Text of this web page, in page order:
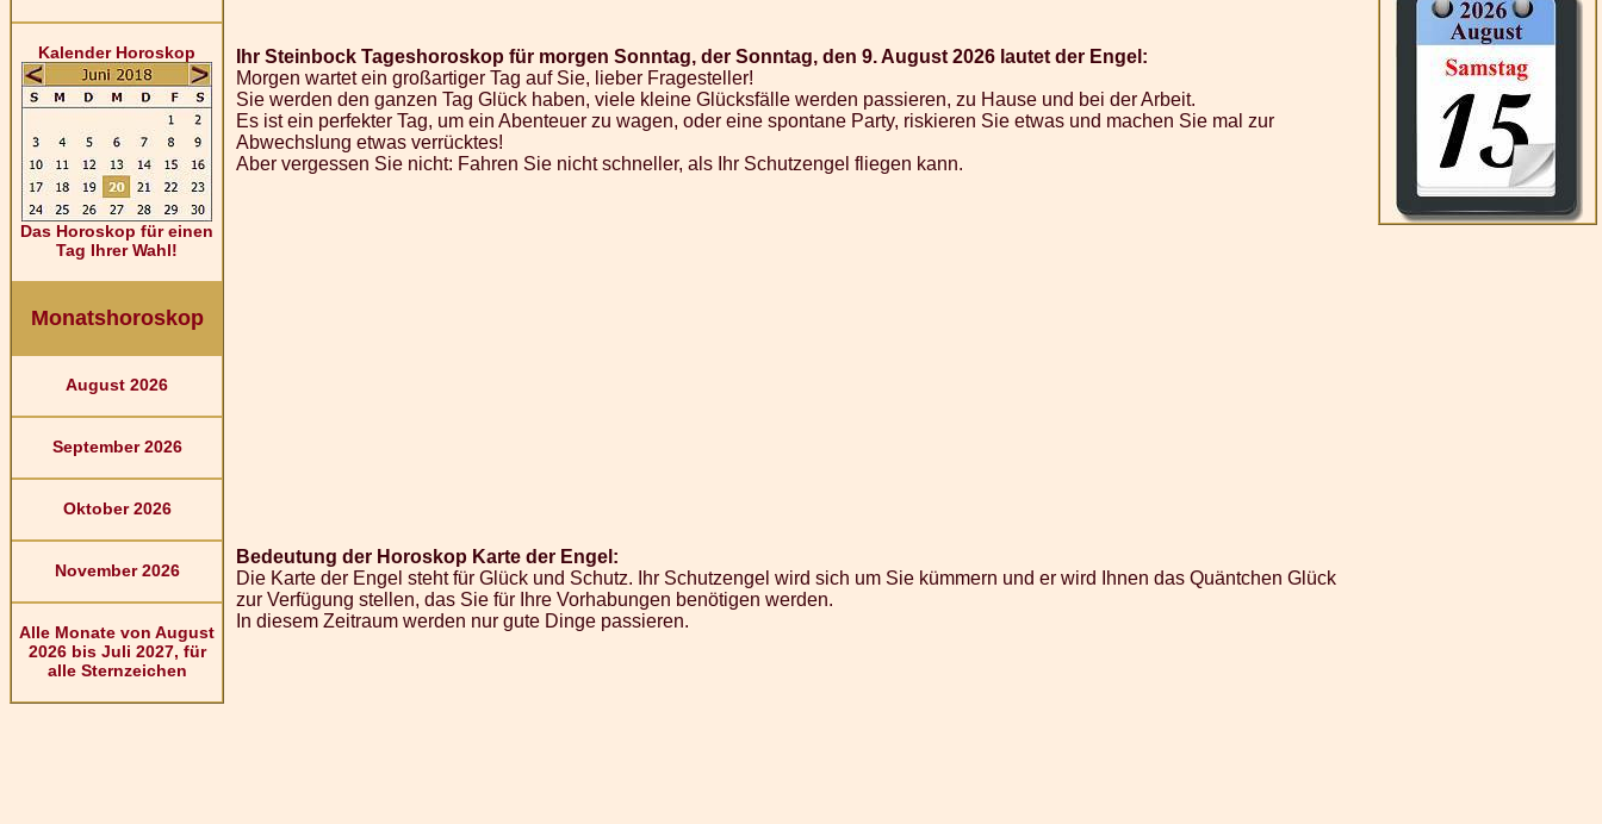
Kalender Horoskop
Das Horoskop für einen
Tag Ihrer Wahl!
Monatshoroskop
August 2026
September 2026
Oktober 2026
November 2026
Alle Monate von August
2026 bis Juli 2027, für
alle Sternzeichen
Ihr Steinbock Tageshoroskop für morgen Sonntag, der Sonntag, den 9. August 2026 lautet der Engel:
Morgen wartet ein großartiger Tag auf Sie, lieber Fragesteller!
Sie werden den ganzen Tag Glück haben, viele kleine Glücksfälle werden passieren, zu Hause und bei der Arbeit.
Es ist ein perfekter Tag, um ein Abenteuer zu wagen, oder eine spontane Party, riskieren Sie etwas und machen Sie mal zur
Abwechslung etwas verrücktes!
Aber vergessen Sie nicht: Fahren Sie nicht schneller, als Ihr Schutzengel fliegen kann.
Bedeutung der Horoskop Karte der Engel:
Die Karte der Engel steht für Glück und Schutz. Ihr Schutzengel wird sich um Sie kümmern und er wird Ihnen das Quäntchen Glück
zur Verfügung stellen, das Sie für Ihre Vorhabungen benötigen werden.
In diesem Zeitraum werden nur gute Dinge passieren.